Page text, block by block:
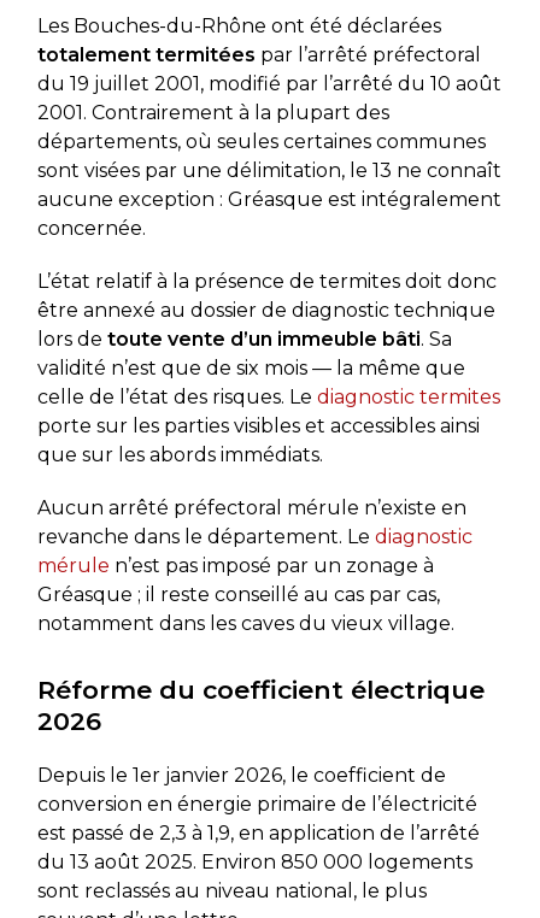
Les Bouches-du-Rhône ont été déclarées
totalement termitées par l’arrêté préfectoral
du 19 juillet 2001, modifié par l’arrêté du 10 août
2001. Contrairement à la plupart des
départements, où seules certaines communes
sont visées par une délimitation, le 13 ne connaît
aucune exception : Gréasque est intégralement
concernée.
L’état relatif à la présence de termites doit donc
être annexé au dossier de diagnostic technique
lors de toute vente d’un immeuble bâti. Sa
validité n’est que de six mois — la même que
celle de l’état des risques. Le diagnostic termites
porte sur les parties visibles et accessibles ainsi
que sur les abords immédiats.
Aucun arrêté préfectoral mérule n’existe en
revanche dans le département. Le diagnostic
mérule n’est pas imposé par un zonage à
Gréasque ; il reste conseillé au cas par cas,
notamment dans les caves du vieux village.
Réforme du coefficient électrique
2026
Depuis le 1er janvier 2026, le coefficient de
conversion en énergie primaire de l’électricité
est passé de 2,3 à 1,9, en application de l’arrêté
du 13 août 2025. Environ 850 000 logements
sont reclassés au niveau national, le plus